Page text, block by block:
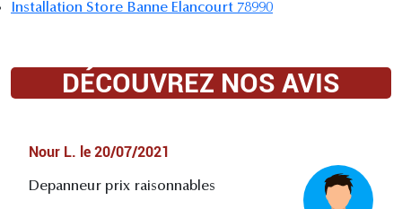
Installation Store Banne Elancourt 78990
DÉCOUVREZ NOS AVIS
Nour L. le 20/07/2021
Depanneur prix raisonnables